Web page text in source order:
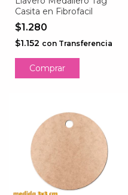
Casita en Fibrofacil
$1.280
$1.152 con Transferencia
Comprar